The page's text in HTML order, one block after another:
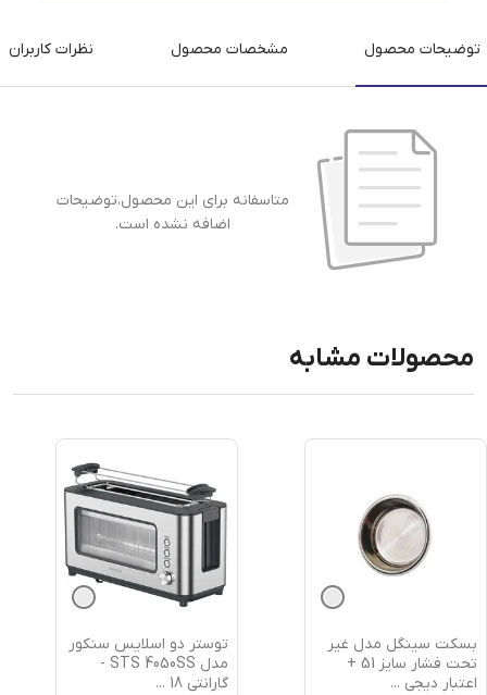
توضیحات محصول مشخصات محصول نظرات کاربران
متاسفانه برای این محصول،توضیحات
اضافه نشده است.
محصولات مشابه
بسکت سینگل مدل غیر
تحت فشار سایز 51 +
اعتبار دیجی ...
توستر دو اسلایس سنکور
مدل STS 4050SS -
گارانتی 18
...